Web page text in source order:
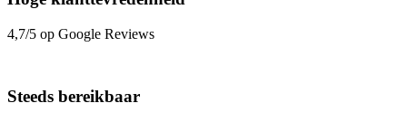
4,7/5 op Google Reviews
Steeds bereikbaar